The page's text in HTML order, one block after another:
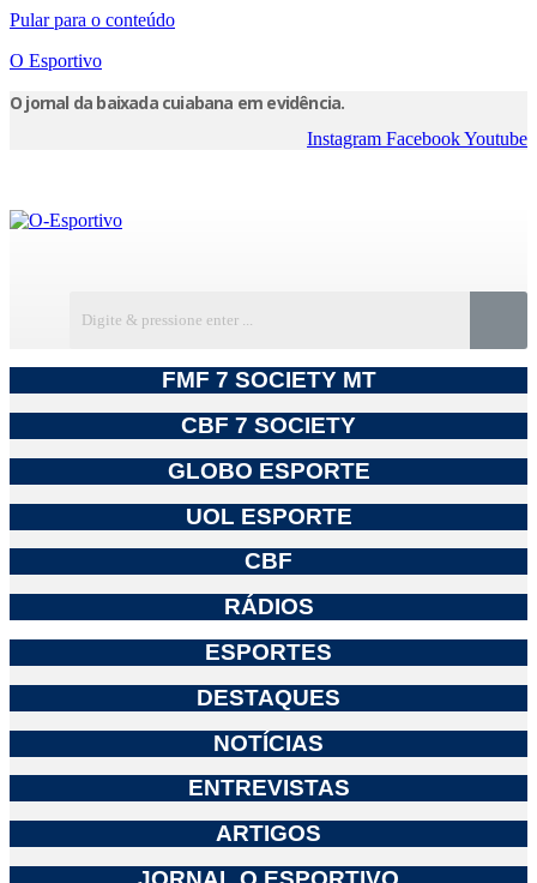
Pular para o conteúdo
O Esportivo
O jornal da baixada cuiabana em evidência.
Instagram FacebookYoutube
FMF 7 SOCIETY MT
CBF 7 SOCIETY
GLOBO ESPORTE
UOL ESPORTE
CBF
RÁDIOS
ESPORTES
DESTAQUES
NOTÍCIAS
ENTREVISTAS
ARTIGOS